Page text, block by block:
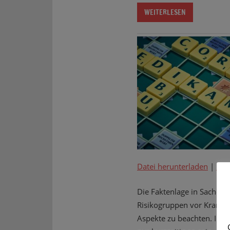
WEITERLESEN
Datei herunterladen | In
Die Faktenlage in
Risikogruppen vor
Aspekte zu beachten.